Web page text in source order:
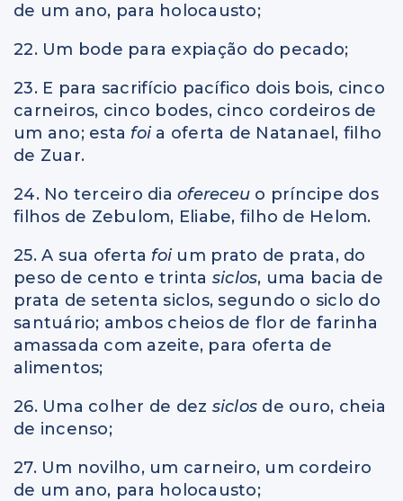
de um ano, para holocausto;
22. Um bode para expiação do pecado;
23. E para sacrifício pacífico dois bois, cinco
carneiros, cinco bodes, cinco cordeiros de
um ano; esta foi a oferta de Natanael, filho
de Zuar.
24. No terceiro dia ofereceu o príncipe dos
filhos de Zebulom, Eliabe, filho de Helom.
25. A sua oferta foi um prato de prata, do
peso de cento e trinta siclos, uma bacia de
prata de setenta siclos, segundo o siclo do
santuário; ambos cheios de flor de farinha
amassada com azeite, para oferta de
alimentos;
26. Uma colher de dez siclos de ouro, cheia
de incenso;
27. Um novilho, um carneiro, um cordeiro
de um ano, para holocausto;